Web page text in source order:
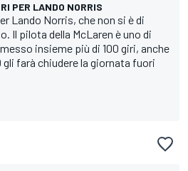
PER LANDO NORRIS
Lando Norris, che non si è di
Il pilota della McLaren è uno di
insieme più di 100 giri, anche
gli farà chiudere la giornata fuori